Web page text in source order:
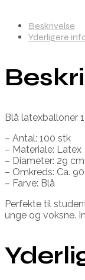
Beskrivelse
Yderligere
Blå latexballoner
– Antal: 100 stk
– Materiale: Latex
– Diameter: 29 cm
– Omkreds: Ca.
– Farve: Blå
Perfekte til
unge og voksne.